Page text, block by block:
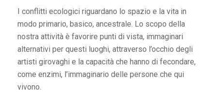
I conflitti ecologici riguardano lo spazio e la vita in
modo primario, basico, ancestrale. Lo scopo della
nostra attività è favorire punti di vista, immaginari
alternativi per questi luoghi, attraverso l’occhio degli
artisti girovaghi e la capacità che hanno di fecondare,
come enzimi, l’immaginario delle persone che qui
vivono.